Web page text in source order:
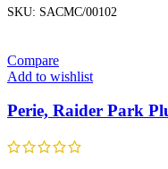
SKU: SACMC/00102
Compare
Add to wishlist
Perie, Raider Park